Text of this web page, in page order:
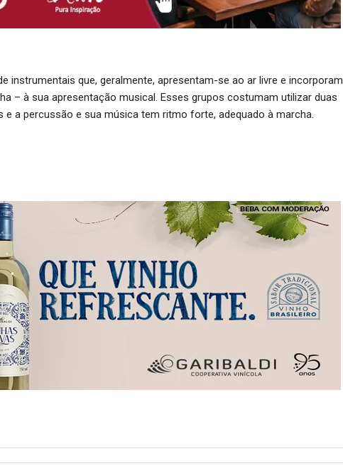
instrumentais que, geralmente, apresentam-se ao ar livre e incorporam
– à sua apresentação musical. Esses grupos costumam utilizar duas
a percussão e sua música tem ritmo forte, adequado à marcha.